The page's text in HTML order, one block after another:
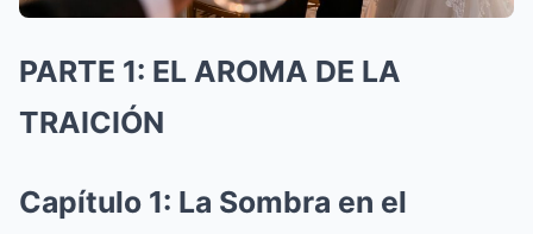
PARTE 1: EL AROMA DE LA
TRAICIÓN
Capítulo 1: La Sombra en el